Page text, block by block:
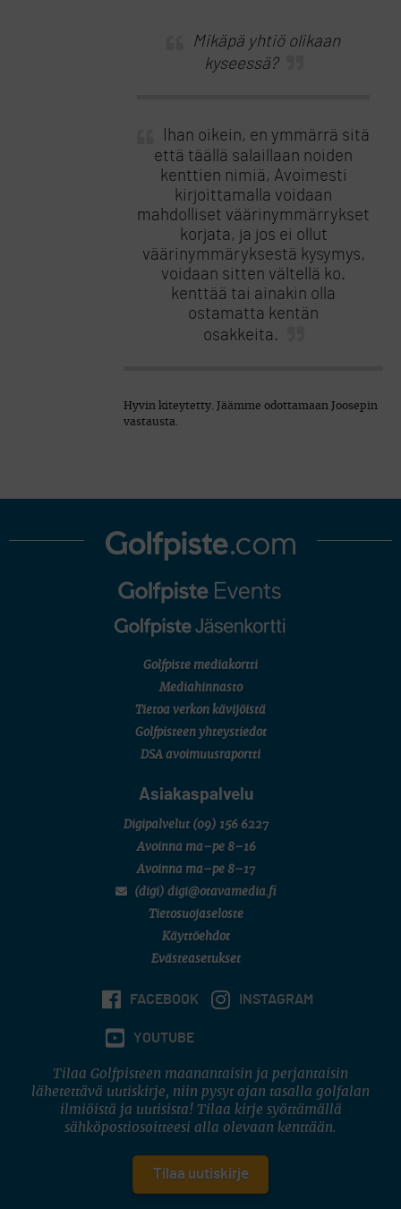
Mikäpä yhtiö olikaan
kyseessä?
Ihan oikein, en ymmärrä sitä
että täällä salaillaan noiden
kenttien nimiä, Avoimesti
kirjoittamalla voidaan
mahdolliset väärinymmärrykset
korjata, ja jos ei ollut
väärinymmäryksestä kysymys,
voidaan sitten vältellä ko.
kenttää tai ainakin olla
ostamatta kentän
osakkeita.
Hyvin kiteytetty. Jäämme odottamaan Joosepin
vastausta.
Golfpiste mediakortti
Mediahinnasto
Tietoa verkon kävijöistä
Golfpisteen yhteystiedot
DSA avoimuusraportti
Asiakaspalvelu
Digipalvelut (09) 156 6227
Avoinna ma–pe 8–16
Avoinna ma–pe 8–17
(digi) digi@otavamedia.fi
Tietosuojaseloste
Käyttöehdot
Evästeasetukset
FACEBOOK INSTAGRAM
YOUTUBE
Tilaa Golfpisteen maanantaisin ja perjantaisin
lähetettävä uutiskirje, niin pysyt ajan tasalla golfalan
ilmiöistä ja uutisista! Tilaa kirje syöttämällä
sähköpostiosoitteesi alla olevaan kenttään.
Tilaa uutiskirje